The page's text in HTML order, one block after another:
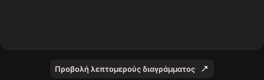
Προβολή λεπτομερούς διαγράμματος